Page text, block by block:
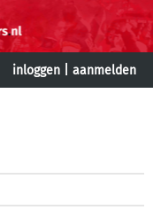
inloggen aanmelden